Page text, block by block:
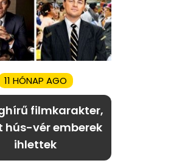
11 HÓNAP AGO
filmkarakter,
hús-vér emberek
ihlettek